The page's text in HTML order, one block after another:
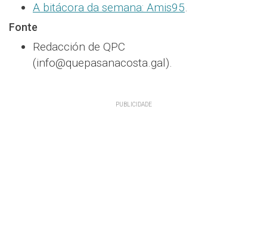
A bitácora da semana: Amis95.
Fonte
Redacción de QPC
(info@quepasanacosta.gal).